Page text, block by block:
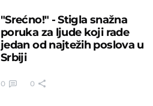
"Srećno!" - Stigla snažna
poruka za ljude koji rade
jedan od najtežih poslova u
Srbiji
0 0